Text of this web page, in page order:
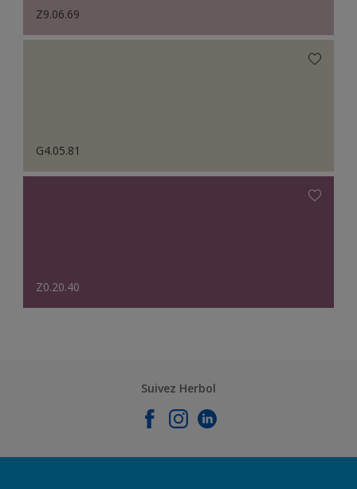
Z9.06.69
G4.05.81
Z0.20.40
Suivez Herbol